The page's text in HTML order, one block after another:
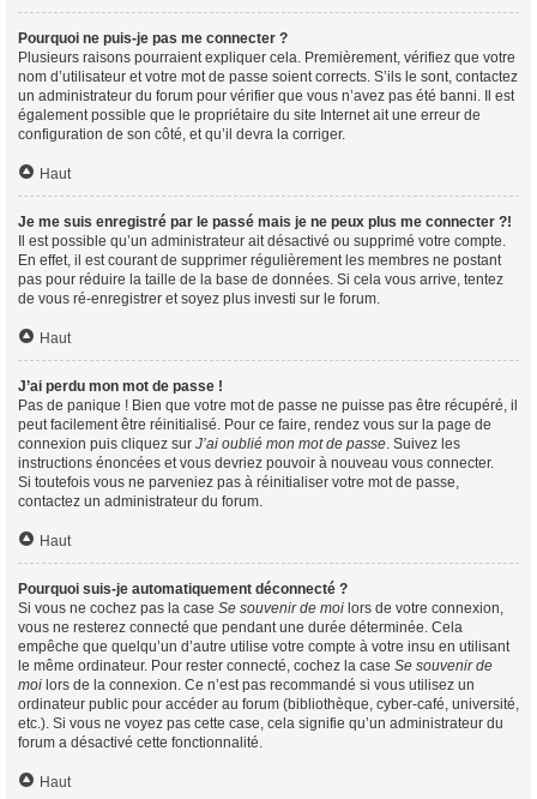
Pourquoi ne puis-je pas me connecter ?
Plusieurs raisons pourraient expliquer cela. Premièrement, vérifiez que votre
nom d’utilisateur et votre mot de passe soient corrects. S’ils le sont, contactez
un administrateur du forum pour vérifier que vous n’avez pas été banni. Il est
également possible que le propriétaire du site Internet ait une erreur de
configuration de son côté, et qu’il devra la corriger.
Haut
Je me suis enregistré par le passé mais je ne peux plus me connecter ?!
Il est possible qu’un administrateur ait désactivé ou supprimé votre compte.
En effet, il est courant de supprimer régulièrement les membres ne postant
pas pour réduire la taille de la base de données. Si cela vous arrive, tentez
de vous ré-enregistrer et soyez plus investi sur le forum.
Haut
J’ai perdu mon mot de passe !
Pas de panique ! Bien que votre mot de passe ne puisse pas être récupéré, il
peut facilement être réinitialisé. Pour ce faire, rendez vous sur la page de
connexion puis cliquez sur J’ai oublié mon mot de passe. Suivez les
instructions énoncées et vous devriez pouvoir à nouveau vous connecter.
Si toutefois vous ne parveniez pas à réinitialiser votre mot de passe,
contactez un administrateur du forum.
Haut
Pourquoi suis-je automatiquement déconnecté ?
Si vous ne cochez pas la case Se souvenir de moi lors de votre connexion,
vous ne resterez connecté que pendant une durée déterminée. Cela
empêche que quelqu’un d’autre utilise votre compte à votre insu en utilisant
le même ordinateur. Pour rester connecté, cochez la case Se souvenir de
moi lors de la connexion. Ce n’est pas recommandé si vous utilisez un
ordinateur public pour accéder au forum (bibliothèque, cyber-café, université,
etc.). Si vous ne voyez pas cette case, cela signifie qu’un administrateur du
forum a désactivé cette fonctionnalité.
Haut